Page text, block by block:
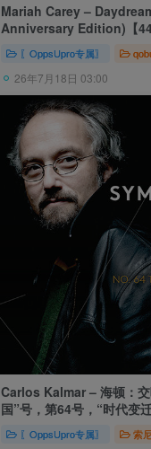
Mariah Carey –
Anniversary Edition)【
〖OppsUpro专属〗
26年7月18日 03:00
Carlos Kalmar – 海顿：
国”号，第64号，“时代变
号 (俄勒冈交响乐团，卡尔
〖OppsUpro专属〗 索